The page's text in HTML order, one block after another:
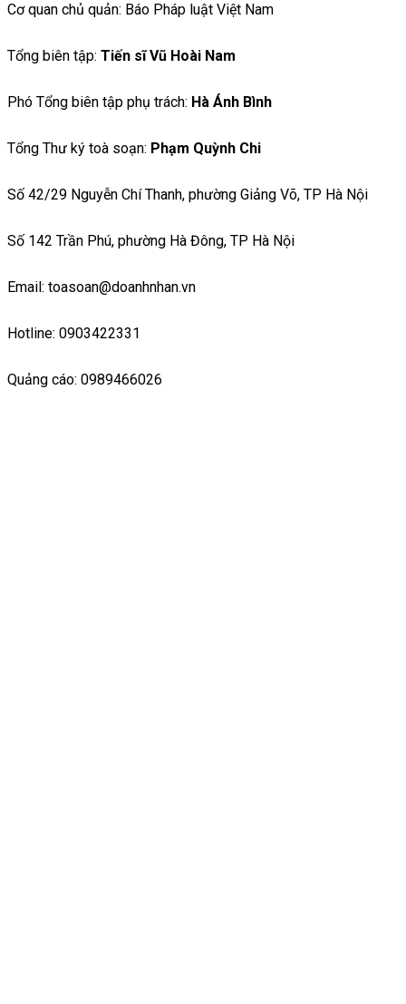
Cơ quan chủ quản: Báo Pháp luật Việt Nam
Tổng biên tập: Tiến sĩ Vũ Hoài Nam
Phó Tổng biên tập phụ trách: Hà Ánh Bình
Tổng Thư ký toà soạn: Phạm Quỳnh Chi
Số 42/29 Nguyễn Chí Thanh, phường Giảng Võ, TP Hà Nội
Số 142 Trần Phú, phường Hà Đông, TP Hà Nội
Email: toasoan@doanhnhan.vn
Hotline: 0903422331
Quảng cáo: 0989466026